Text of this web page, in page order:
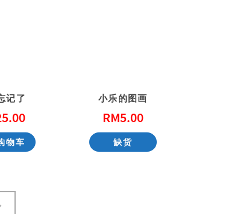
记了
物车
小乐的图画
RM5.00
缺货